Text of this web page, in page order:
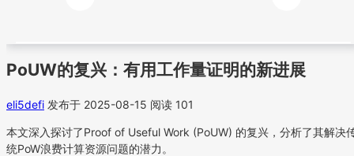
PoUW的复兴：有用工作量证明的新进展
eli5defi 发布于 2025-08-15 阅读 101
本文深入探讨了Proof of Useful Work (PoUW) 的复兴，分析了其解决
统PoW浪费计算资源问题的潜力。